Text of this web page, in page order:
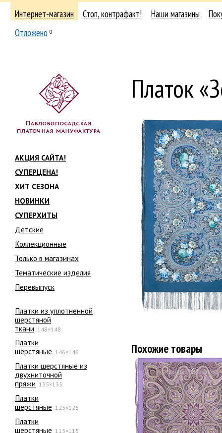
Интернет-магазин Стоп, контрафакт! Наши магазины
Отложено 0
АКЦИЯ САЙТА!
СУПЕРЦЕНА!
ХИТ СЕЗОНА
НОВИНКИ
СУПЕРХИТЫ
Детские
Коллекционные
Только в магазинах
Тематические изделия
Перевыпуск
Платки из уплотненной
шерстяной
ткани 148×148
Платки
шерстяные 146×146
Платки шерстяные из
двухниточной
пряжи 135×135
Платки
шерстяные 125×125
Платки
шерстяные 115×115
Платок
Похожие товары